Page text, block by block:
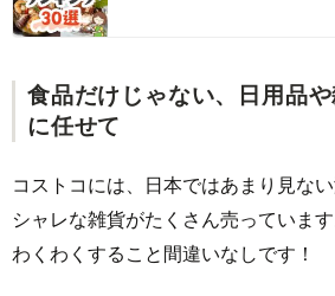
食品だけじゃない、日用品
に任せて
コストコには、日本ではあまり見な
シャレな雑貨がたくさん売っていま
わくわくすること間違いなしです！